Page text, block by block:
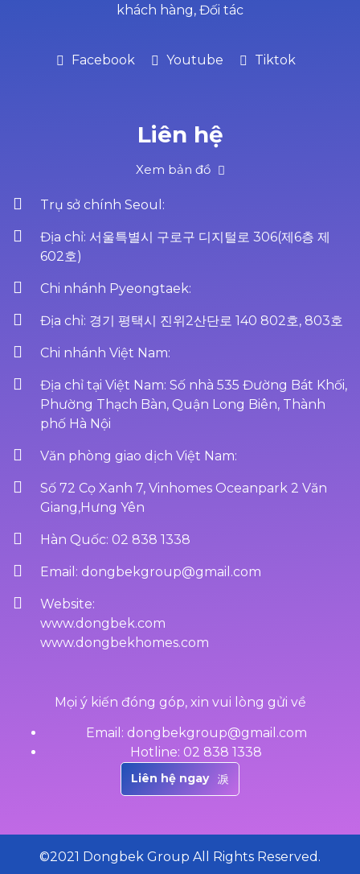
khách hàng, Đối tác
Facebook Youtube Tiktok
Liên hệ
Xem bản đồ
Trụ sở chính Seoul:
Địa chỉ: 서울특별시 구로구 디지털로 306(제6층 제
602호)
Chi nhánh Pyeongtaek:
Địa chỉ: 경기 평택시 진위2산단로 140 802호, 803호
Chi nhánh Việt Nam:
Địa chỉ tại Việt Nam: Số nhà 535 Đường Bát Khối,
Phường Thạch Bàn, Quận Long Biên, Thành
phố Hà Nội
Văn phòng giao dịch Việt Nam:
Số 72 Cọ Xanh 7, Vinhomes Oceanpark 2 Văn
Giang,Hưng Yên
Hàn Quốc: 02 838 1338
Email: dongbekgroup@gmail.com
Website:
www.dongbek.com
www.dongbekhomes.com
Mọi ý kiến đóng góp, xin vui lòng gửi về
Email: dongbekgroup@gmail.com
Hotline: 02 838 1338
Liên hệ ngay
©2021 Dongbek Group All Rights Reserved.